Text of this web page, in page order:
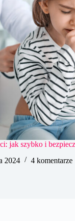
jak szybko i
2024
4 komentarze